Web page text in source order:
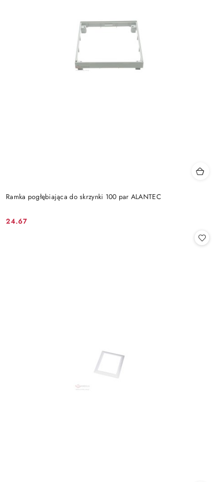
Ramka pogłębiająca do skrzynki 100 par ALANTEC
Cena:
24.67